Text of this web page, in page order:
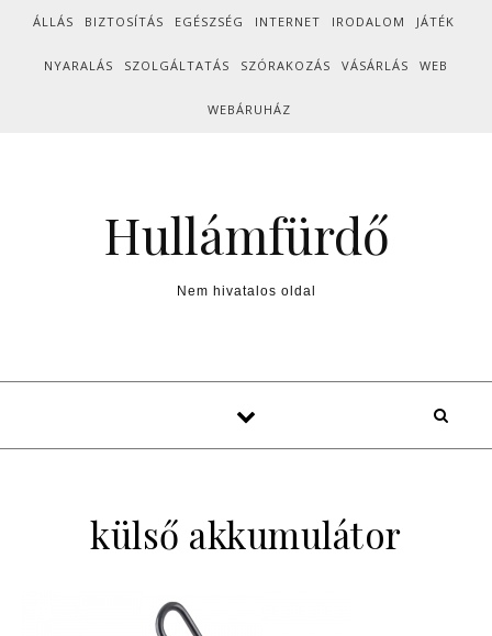
Skip to content
ÁLLÁS BIZTOSÍTÁS EGÉSZSÉG INTERNET IRODALOM JÁTÉK
NYARALÁS SZOLGÁLTATÁS SZÓRAKOZÁS VÁSÁRLÁS WEB
WEBÁRUHÁZ
Hullámfürdő
Nem hivatalos oldal
külső akkumulátor